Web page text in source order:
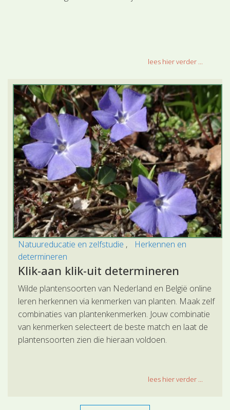
lees hier verder ...
Natuureducatie en zelfstudie
Herkennen en
determineren
Klik-aan klik-uit determineren
Wilde plantensoorten van Nederland en België online
leren herkennen via kenmerken van planten. Maak zelf
combinaties van plantenkenmerken. Jouw combinatie
van kenmerken selecteert de beste match en laat de
plantensoorten zien die hieraan voldoen.
lees hier verder ...